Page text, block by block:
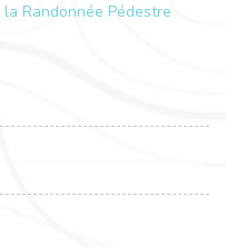
Randonnée Pédestre